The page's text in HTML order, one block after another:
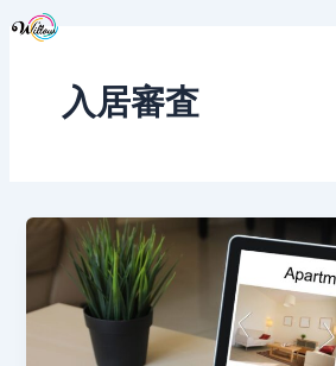
入居審査